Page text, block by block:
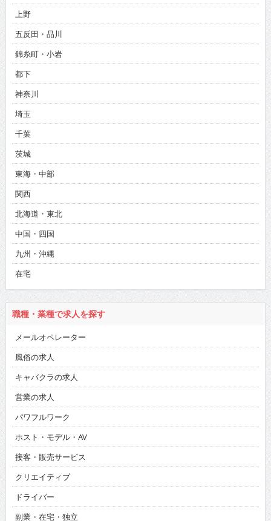
上野
五反田・品川
錦糸町・小岩
都下
神奈川
埼玉
千葉
茨城
東海・中部
関西
北海道・東北
中国・四国
九州・沖縄
在宅
職種・業種で求人を探す
メールオペレーター
風俗の求人
キャバクラの求人
営業の求人
パワフルワーク
ホスト・モデル・AV
接客・販売サービス
クリエイティブ
ドライバー
副業・在宅・独立